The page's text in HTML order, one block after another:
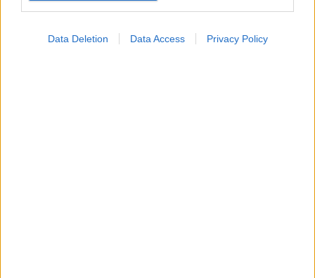
I want to allow Google to enable storage
Data Deletion Data Access Privacy Policy